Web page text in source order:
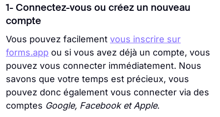
1- Connectez-vous ou créez un nouveau
compte
Vous pouvez facilement vous inscrire sur
forms.app ou si vous avez déjà un compte, vous
pouvez vous connecter immédiatement. Nous
savons que votre temps est précieux, vous
pouvez donc également vous connecter via des
comptes Google, Facebook et Apple.